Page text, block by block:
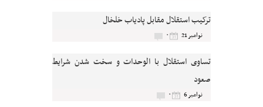
ترکیب استقلال مقابل پادیاب خلخال
نوامبر 21 ۰
تساوی استقلال با الوحدات و سخت شدن شرایط
صعود
نوامبر 6 ۰